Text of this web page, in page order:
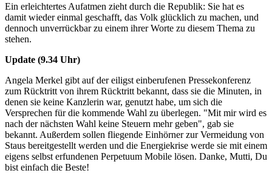
Ein erleichtertes Aufatmen zieht durch die Republik: Sie hat es
damit wieder einmal geschafft, das Volk glücklich zu machen, und
dennoch unverrückbar zu einem ihrer Worte zu diesem Thema zu
stehen.
Update (9.34 Uhr)
Angela Merkel gibt auf der eiligst einberufenen Pressekonferenz
zum Rücktritt von ihrem Rücktritt bekannt, dass sie die Minuten, in
denen sie keine Kanzlerin war, genutzt habe, um sich die
Versprechen für die kommende Wahl zu überlegen. "Mit mir wird es
nach der nächsten Wahl keine Steuern mehr geben", gab sie
bekannt. Außerdem sollen fliegende Einhörner zur Vermeidung von
Staus bereitgestellt werden und die Energiekrise werde sie mit einem
eigens selbst erfundenen Perpetuum Mobile lösen. Danke, Mutti, Du
bist einfach die Beste!